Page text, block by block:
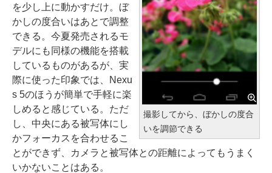
撮影してから、ぼかしの度合
いを調節できる
を少し上に動かすだけ。ぼ
かしの度合いはあとで調整
できる。今夏発売されるモ
デルにも同様の機能を搭載
しているものがあるが、実
際に使った印象では、Nexu
s 5のほうが簡単で手軽に楽
しめると感じている。ただ
し、中央にある被写体にし
かフォーカスを合わせるこ
とができず、カメラと被写体との距離によってもうまく
いかないことはある。